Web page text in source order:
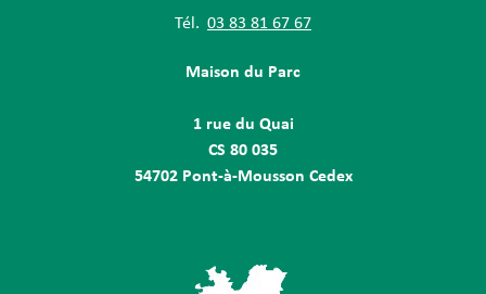
Tél. 03 83 81 67 67
Maison du Parc
1 rue du Quai
CS 80 035
54702 Pont-à-Mousson Cedex